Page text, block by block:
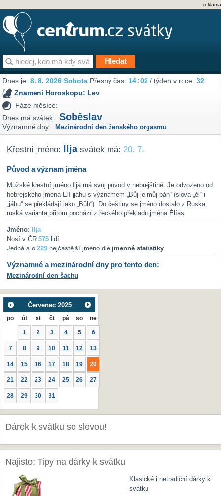
reklama
Dnes je:8. 8. 2026 Sobota Přesný čas:14:02 / týden v roce:32
Znamení Horoskopu: Lev
Fáze měsíce:
Dnes má svátek:
Soběslav
Významné dny: Mezinárodní den ženského orgasmu
Křestní jméno: Iljasvátek má: 20. 7.
Původ a význam jména
Mužské křestní jméno Ilja má svůj původ v hebrejštině. Je odvozeno od
hebrejského jména Elí-jjáhu s významem „Bůj je můj pán“ (slova „él“ i
„jáhu“ se překládají jako „Bůh“). Do češtiny se jméno dostalo z Ruska,
ruská varianta přitom pochází z řeckého překladu jména Élías.
Jméno:
Ilja
Nosí v ČR 575lidí
Jedná s o 229nejčastější jméno dle jmenné statistiky
Významné a mezinárodní dny pro tento den:
Mezinárodní den šachu
Červenec 2025
po út st čt pá so ne
1 2 3 4 5 6
7 8 9 10 11 12 13
14 15 16 17 18 19 20
21 22 23 24 25 26 27
28 29 30 31
Dárek k svátku se slevou!
Najisto: Tipy na dárky k svátku
Klasické i netradiční dárky k
svátku